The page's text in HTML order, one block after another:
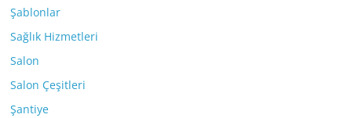
Şablonlar
Sağlık Hizmetleri
Salon
Salon Çeşitleri
Şantiye